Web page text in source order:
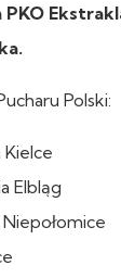
Polski:
Elbląg